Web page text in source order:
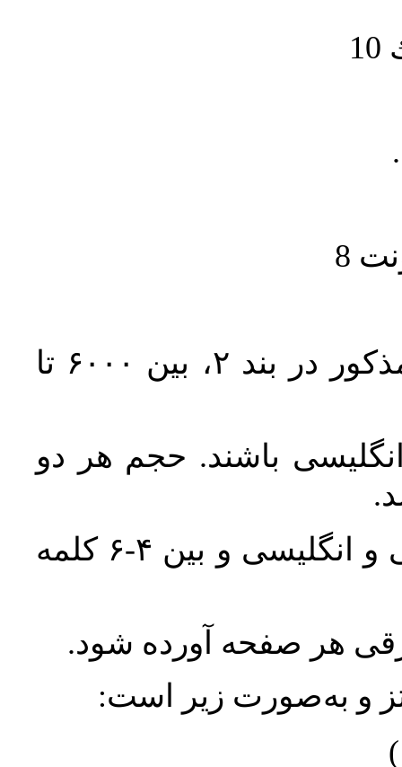
حجم کل مقاله با احتساب تمام بخش‌های مذکور در بند ۲، بین ۶۰۰۰ تا
باشند. حجم هر دو
واژگان کلیدی بلافاصله پس از چکیده فارسی و انگلیسی و بین ۴-۶ کلمه
هر صفحه آورده شود.
و به‌صورت زیر است: